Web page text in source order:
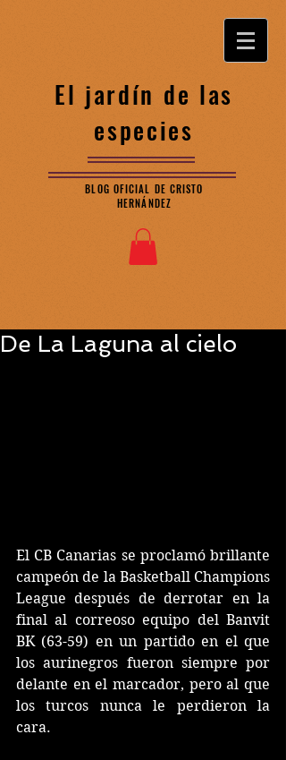
El jardín de las
especies
BLOG OFICIAL DE CRISTO
HERNÁNDEZ
De La Laguna al cielo
El CB Canarias se proclamó brillante
campeón de la Basketball Champions
League después de derrotar en la
final al correoso equipo del Banvit
BK (63-59) en un partido en el que
los aurinegros fueron siempre por
delante en el marcador, pero al que
los turcos nunca le perdieron la
cara.